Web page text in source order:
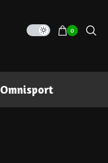
0
Omnisport